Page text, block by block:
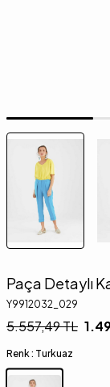
Paça Detaylı
Y9912032_029
5.557,49TL
Renk : Turkuaz